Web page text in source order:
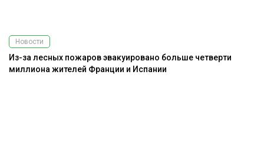
Новости
Из-за лесных пожаров эвакуировано больше четверти
миллиона жителей Франции и Испании